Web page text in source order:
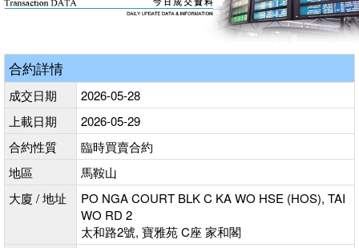
合約詳情
成交日期
2026-05-28
上載日期
2026-05-29
合約性質
臨時買賣合約
地區
馬鞍山
大廈 / 地址
PO NGA COURT BLK C KA WO HSE (HOS), TAI
WO RD 2
太和路2號, 寶雅苑 C座 家和閣